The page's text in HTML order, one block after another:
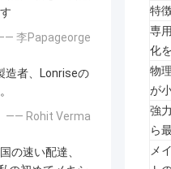
李Papageorge
造者、Lonriseの
—— Rohit Verma
の速い配達、
特
専
化
物
が
強
ら
メ